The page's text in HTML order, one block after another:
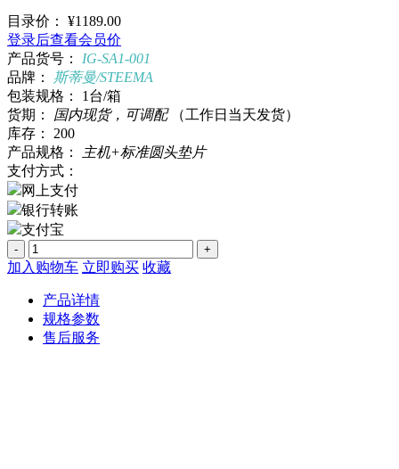
目录价：
¥1189.00
登录后查看会员价
产品货号：
IG-SA1-001
品牌：
斯蒂曼/STEEMA
包装规格：
1台/箱
货期：
国内现货，可调配
（工作日当天发货）
库存：
200
产品规格：
主机+标准圆头垫片
支付方式：
网上支付
银行转账
支付宝
- +
加入购物车 立即购买 收藏
产品详情
规格参数
售后服务